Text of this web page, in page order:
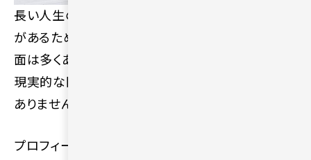
長い人生の中で確立された生活スタイルや価値観
があるため、相手と合うかどうかに不安を感じる場
面は多くあります。老後の過ごし方や金銭感覚など、
現実的な問題に対してこだわりをもつ人も少なく
ありません。
プロフィール上の情報だけでは相手の細かな人柄